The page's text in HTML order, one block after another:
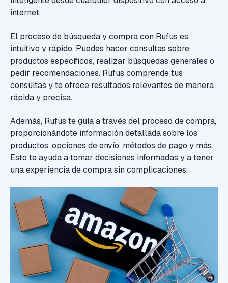
internet.
El proceso de búsqueda y compra con Rufus es
intuitivo y rápido. Puedes hacer consultas sobre
productos específicos, realizar búsquedas generales o
pedir recomendaciones. Rufus comprende tus
consultas y te ofrece resultados relevantes de manera
rápida y precisa.
Además, Rufus te guía a través del proceso de compra,
proporcionándote información detallada sobre los
productos, opciones de envío, métodos de pago y más.
Esto te ayuda a tomar decisiones informadas y a tener
una experiencia de compra sin complicaciones.